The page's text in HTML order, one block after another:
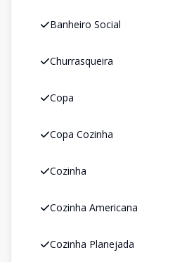
Banheiro Social
Churrasqueira
Copa
Copa Cozinha
Cozinha
Cozinha Americana
Cozinha Planejada